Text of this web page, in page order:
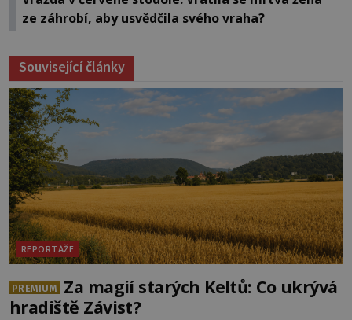
ze záhrobí, aby usvědčila svého vraha?
Související články
REPORTÁŽE
PREMIUM
Za magií starých Keltů: Co ukrývá
hradiště Závist?